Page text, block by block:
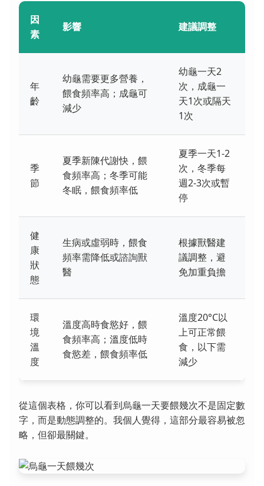
因
素
影響 建議調整
年
齡
幼龜需要更多營養，
餵食頻率高；成龜可
減少
幼龜一天2
次，成龜一
天1次或隔天
1次
季
節
夏季新陳代謝快，餵
食頻率高；冬季可能
冬眠，餵食頻率低
夏季一天1-2
次，冬季每
週2-3次或暫
停
健
康
狀
態
生病或虛弱時，餵食
頻率需降低或諮詢獸
醫
根據獸醫建
議調整，避
免加重負擔
環
境
溫
度
溫度高時食慾好，餵
食頻率高；溫度低時
食慾差，餵食頻率低
溫度20°C以
上可正常餵
食，以下需
減少
從這個表格，你可以看到烏龜一天要餵幾次不是固定數
字，而是動態調整的。我個人覺得，這部分最容易被忽
略，但卻最關鍵。